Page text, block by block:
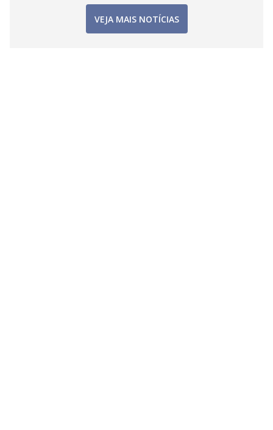
VEJA MAIS NOTÍCIAS